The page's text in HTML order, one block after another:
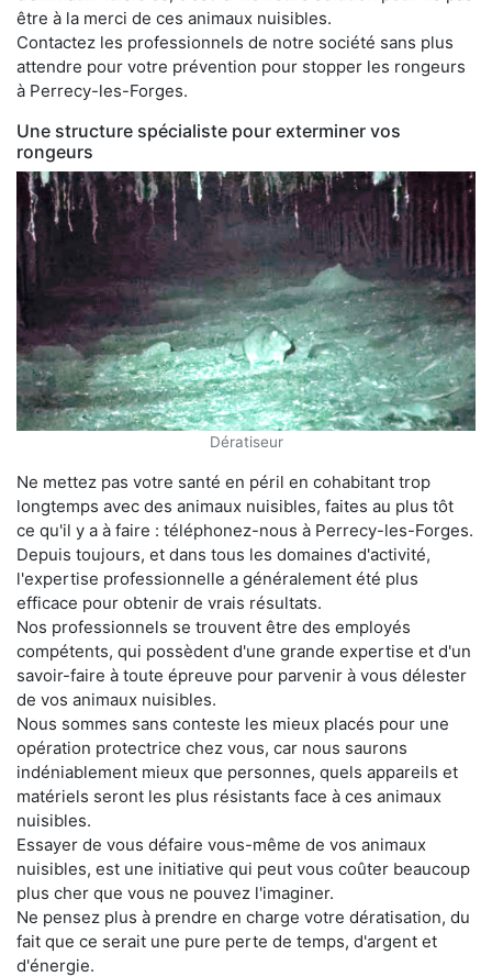
être à la merci de ces animaux nuisibles.
Contactez les professionnels de notre société sans plus
attendre pour votre prévention pour stopper les rongeurs
à Perrecy-les-Forges.
Une structure spécialiste pour exterminer vos
rongeurs
Dératiseur
Ne mettez pas votre santé en péril en cohabitant trop
longtemps avec des animaux nuisibles, faites au plus tôt
ce qu'il y a à faire : téléphonez-nous à Perrecy-les-Forges.
Depuis toujours, et dans tous les domaines d'activité,
l'expertise professionnelle a généralement été plus
efficace pour obtenir de vrais résultats.
Nos professionnels se trouvent être des employés
compétents, qui possèdent d'une grande expertise et d'un
savoir-faire à toute épreuve pour parvenir à vous délester
de vos animaux nuisibles.
Nous sommes sans conteste les mieux placés pour une
opération protectrice chez vous, car nous saurons
indéniablement mieux que personnes, quels appareils et
matériels seront les plus résistants face à ces animaux
nuisibles.
Essayer de vous défaire vous-même de vos animaux
nuisibles, est une initiative qui peut vous coûter beaucoup
plus cher que vous ne pouvez l'imaginer.
Ne pensez plus à prendre en charge votre dératisation, du
fait que ce serait une pure perte de temps, d'argent et
d'énergie.